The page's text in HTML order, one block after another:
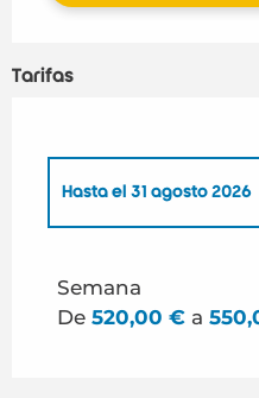
Tarifas
Hasta el 31 agosto 2026
Desde1 septiembre
Semana
De 520,00 € a